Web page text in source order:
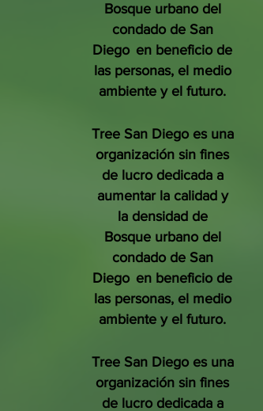
Bosque urbano del
condado de San
Diego en beneficio de
las personas, el medio
ambiente y el futuro.
Tree San Diego es una
organización sin fines
de lucro dedicada a
aumentar la calidad y
la densidad de
Bosque urbano del
condado de San
Diego en beneficio de
las personas, el medio
ambiente y el futuro.
Tree San Diego es una
organización sin fines
de lucro dedicada a